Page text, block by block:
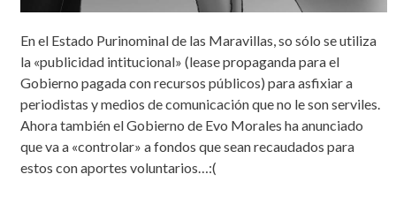
En el Estado Purinominal de las Maravillas, so sólo se utiliza
la «publicidad intitucional» (lease propaganda para el
Gobierno pagada con recursos públicos) para asfixiar a
periodistas y medios de comunicación que no le son serviles.
Ahora también el Gobierno de Evo Morales ha anunciado
que va a «controlar» a fondos que sean recaudados para
estos con aportes voluntarios…:(